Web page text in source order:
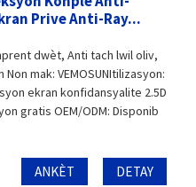
Prive Anti-Ray...
dwèt, Anti tach lwil oliv,
mak: VEMOSUNItilizasyon:
ekran konfidansyalite 2.5D
gratis OEM/ODM: Disponib
ANKÈT DETAY